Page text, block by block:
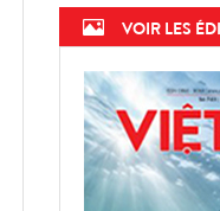
VOIR LES